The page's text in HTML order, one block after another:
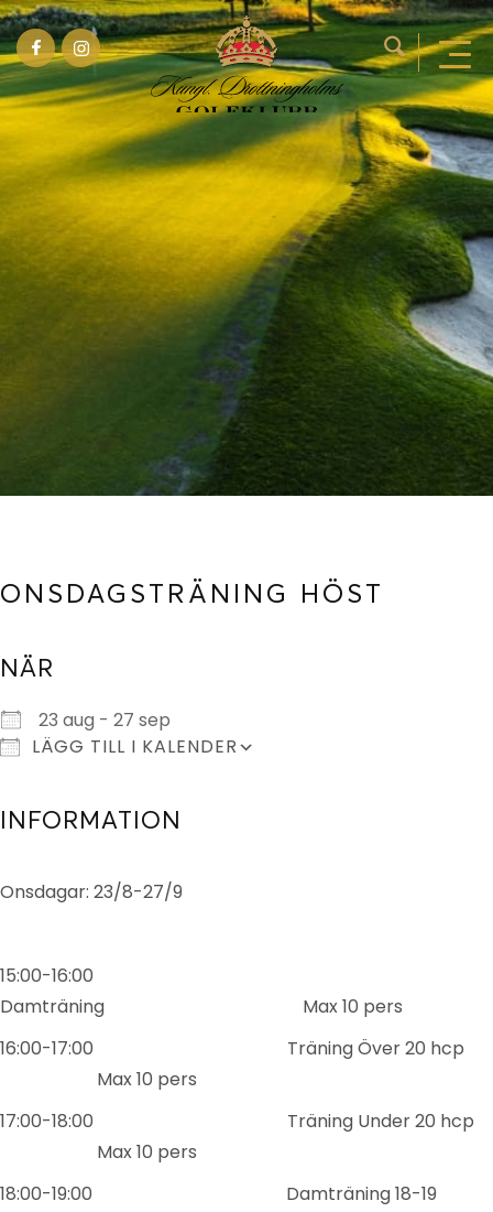
ONSDAGSTRÄNING HÖST
NÄR
23 aug - 27 sep
LÄGG TILL I KALENDER
Ladda ner ICS
INFORMATION
Onsdagar: 23/8-27/9
15:00-16:00
Damträning Max 10 pers
16:00-17:00 Träning Över 20 hcp
Max 10 pers
17:00-18:00 Träning Under 20 hcp
Max 10 pers
18:00-19:00 Damträning 18-19